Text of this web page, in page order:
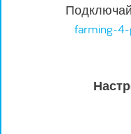
farming-4-